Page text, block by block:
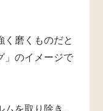
く磨くものだと
」のイメージで